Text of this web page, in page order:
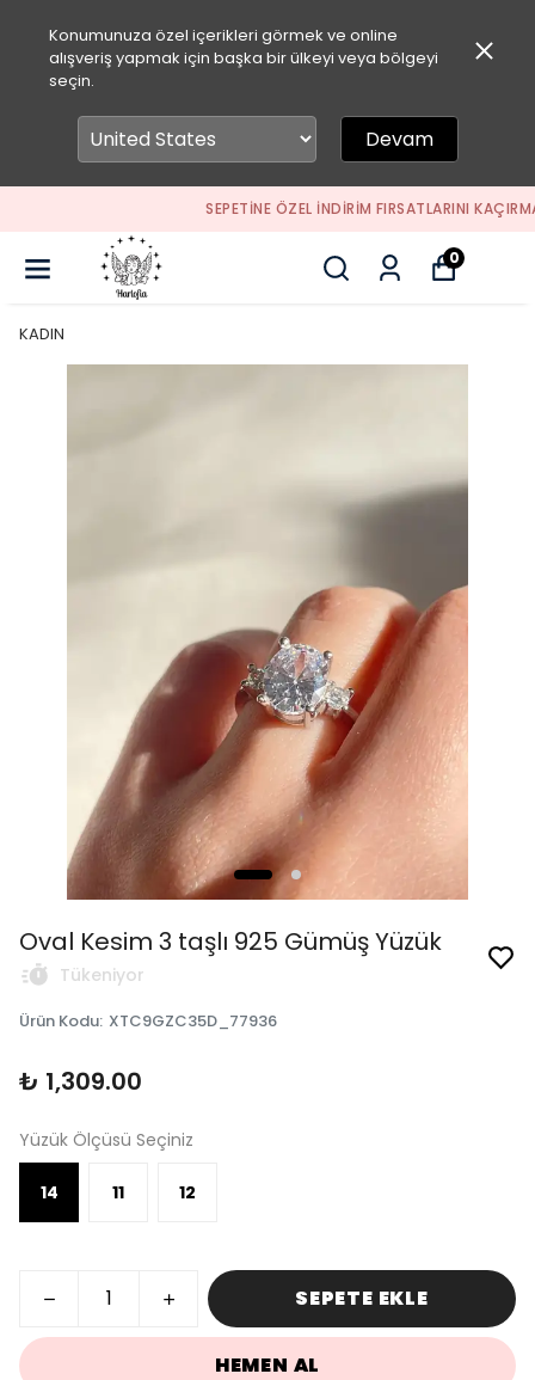
Konumunuza özel içerikleri görmek ve online
alışveriş yapmak için başka bir ülkeyi veya bölgeyi
seçin.
Devam
SEPETİNE ÖZEL İNDİRİM FIRSATLARINI KAÇIRMA
0
KADIN
Oval Kesim 3 taşlı 925 Gümüş Yüzük
Tükeniyor
Ürün Kodu: XTC9GZC35D_77936
₺ 1,309.00
Yüzük Ölçüsü Seçiniz
14 11 12
SEPETE EKLE
HEMEN AL